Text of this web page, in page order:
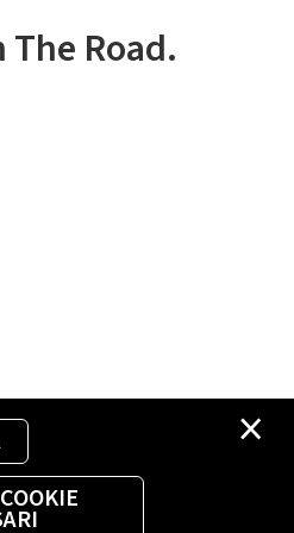
×
Road.